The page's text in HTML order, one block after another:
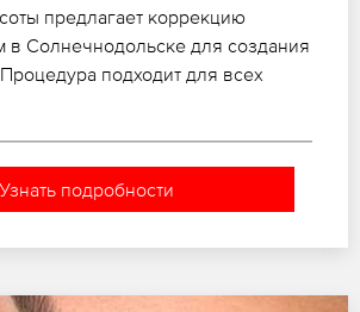
предлагает коррекцию
в Солнечнодольске для создания
подходит для всех
Узнать подробности